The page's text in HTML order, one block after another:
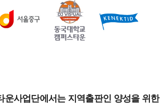
운사업단에서는 지역출판인 양성을 위한